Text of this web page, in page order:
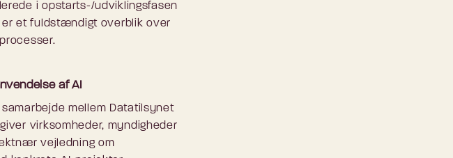
i opstarts-/udviklingsfasen
er et fuldstændigt overblik over
af AI
mellem Datatilsynet
virksomheder, myndigheder
vejledning om